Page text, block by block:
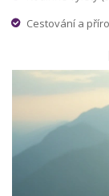
Cestování a